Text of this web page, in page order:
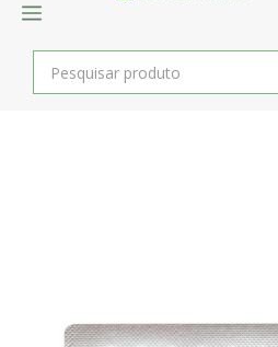
MENU
Products
search